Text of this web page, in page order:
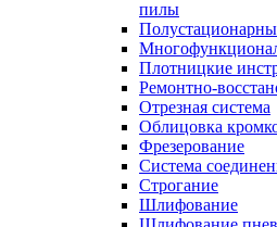
пилы
Плотницкие
Ремонтно-
Отрезная система
Облицовка
Фрезерование
Система
Строгание
Шлифование